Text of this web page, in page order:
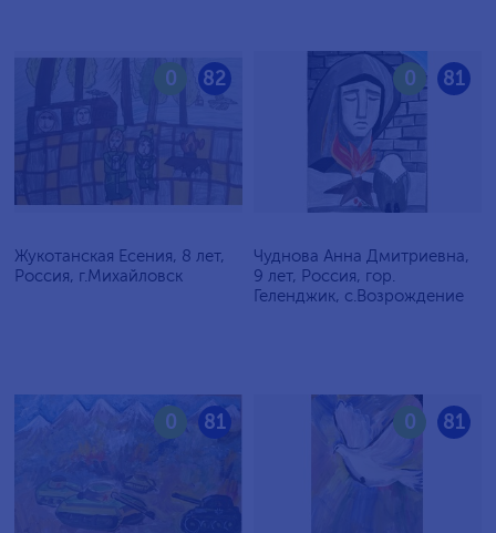
82
0
Жукотанская Есения, 8 лет,
Россия, г.Михайловск
81
0
Чуднова Анна Дмитриевна,
9 лет, Россия, гор.
Геленджик, с.Возрождение
81
0 81
0